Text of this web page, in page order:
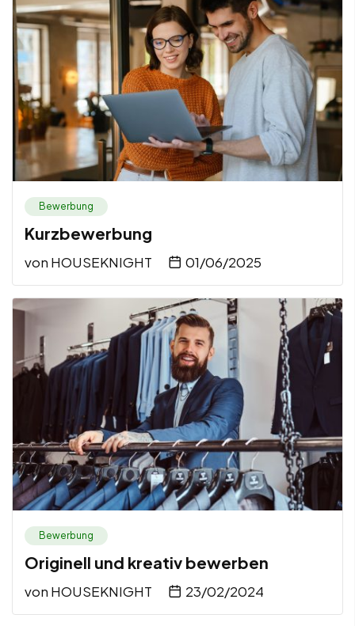
Bewerbung
Kurzbewerbung
von HOUSEKNIGHT 01/06/2025
Bewerbung
Originell und kreativ bewerben
von HOUSEKNIGHT 23/02/2024